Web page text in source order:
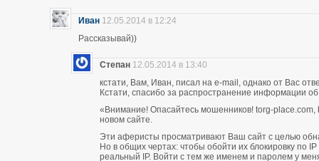
Иван 12.05.2014 в 12:24
Рассказывай))
Степан 12.05.2014 в 13:40
кстати, Вам, Иван, писал на e-mail, однако от Вас
Кстати, спасибо за распространение информации
«Внимание! Опасайтесь мошенников! torg-place.com,
новом сайте.
Эти аферисты просматривают Ваш сайт с целью
Но в общих чертах: чтобы обойти их блокировку по
реальный IP. Войти с тем же именем и паролем у